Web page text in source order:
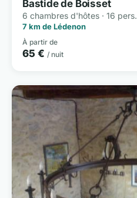
Bastide de Boisset
6 chambres d'hôtes · 16 pers.
7 km de Lédenon
À partir de
65 € / nuit